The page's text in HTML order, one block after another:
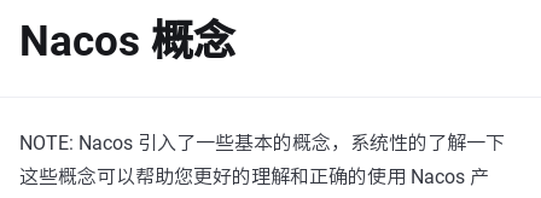
Nacos 概念
NOTE: Nacos 引入了一些基本的概念，系统性的了解一下
这些概念可以帮助您更好的理解和正确的使用 Nacos 产